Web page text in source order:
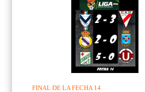
FINAL DE LA FECHA 14